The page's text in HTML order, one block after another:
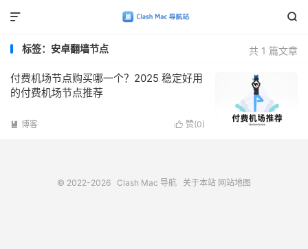


共 1 篇文章
标签：安卓翻墙节点
付费机场节点购买哪一个？2025 稳定好用
的付费机场节点推荐
 赞(0)
 博客
© 2022-2026 Clash Mac 导航 关于本站 网站地图